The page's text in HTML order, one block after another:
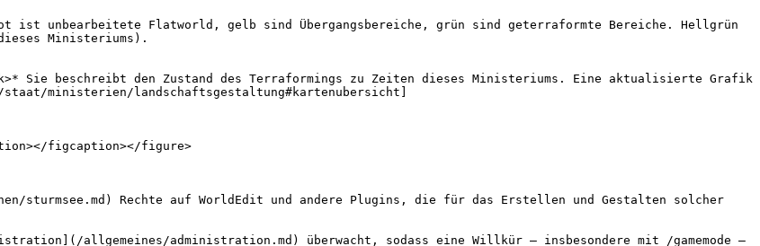
ist unbearbeitete Flatworld, gelb sind Übergangsbereiche, grün sind geterraformte Bereiche. Hellgrün
Ministeriums).
Sie beschreibt den Zustand des Terraformings zu Zeiten dieses Ministeriums. Eine aktualisierte Grafik
ministerien/landschaftsgestaltung#kartenubersicht]
figcaption></figure>
sturmsee.md) Rechte auf WorldEdit und andere Plugins, die für das Erstellen und Gestalten solcher
allgemeines/administration.md) überwacht, sodass eine Willkür – insbesondere mit /gamemode –